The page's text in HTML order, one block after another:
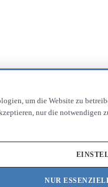
um die Website zu
nur die notwendigen
NUR